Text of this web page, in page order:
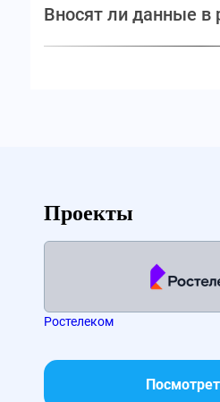
Вносят ли данные в
Проекты
Ростелеком